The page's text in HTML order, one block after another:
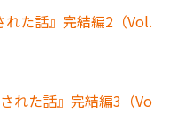
れた話』完結編2（Vol.
れた話』完結編3（Vo